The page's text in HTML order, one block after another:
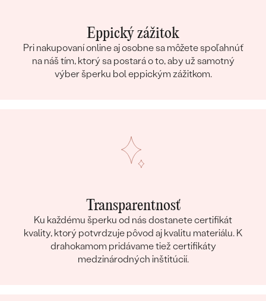
Eppický zážitok
Pri nakupovaní online aj osobne sa môžete spoľahnúť
na náš tím, ktorý sa postará o to, aby už samotný
výber šperku bol eppickým zážitkom.
Transparentnosť
Ku každému šperku od nás dostanete certifikát
kvality, ktorý potvrdzuje pôvod aj kvalitu materiálu. K
drahokamom pridávame tiež certifikáty
medzinárodných inštitúcií.